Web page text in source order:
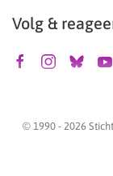
Volg &
© 1990 - 2026